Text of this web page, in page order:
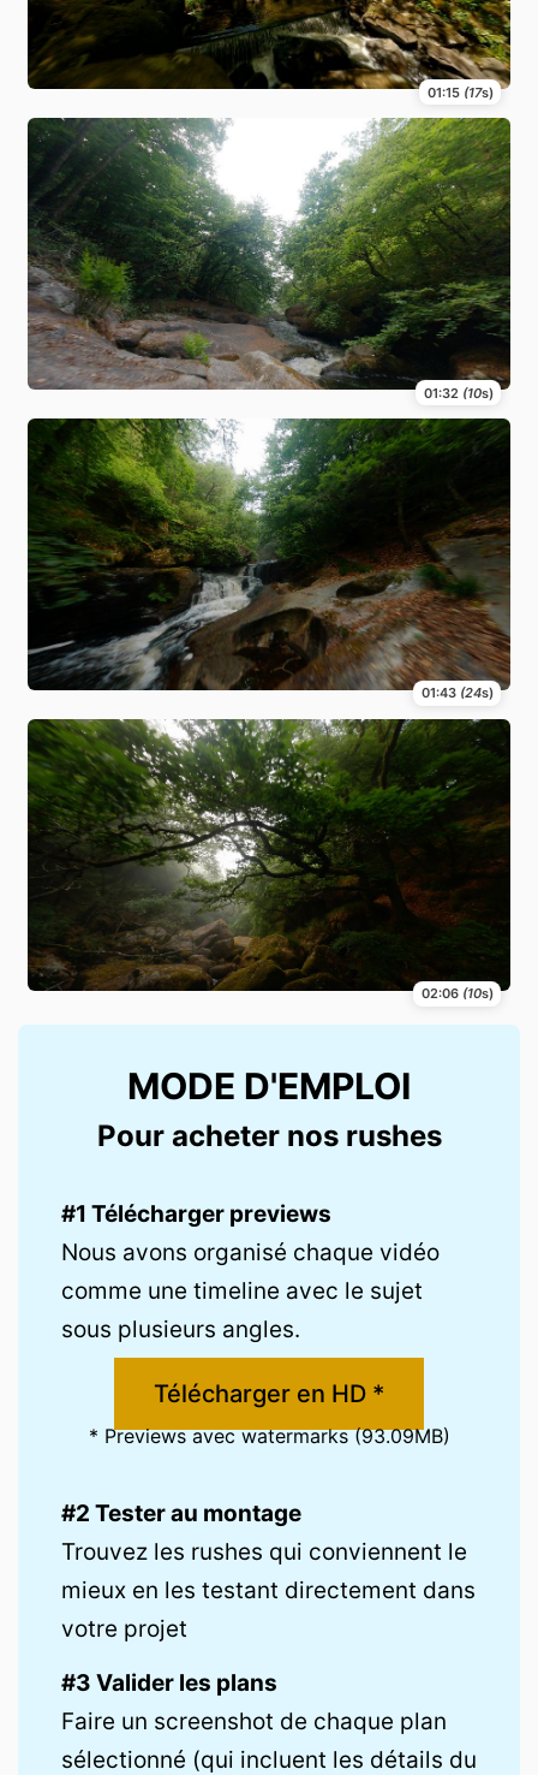
01:15 (17s)
01:32 (10s)
01:43 (24s)
02:06 (10s)
MODE D'EMPLOI
Pour acheter nos rushes
#1 Télécharger previews
Nous avons organisé chaque vidéo
comme une timeline avec le sujet
sous plusieurs angles.
Télécharger en HD *
* Previews avec watermarks (93.09MB)
#2 Tester au montage
Trouvez les rushes qui conviennent le
mieux en les testant directement dans
votre projet
#3 Valider les plans
Faire un screenshot de chaque plan
sélectionné (qui incluent les détails du